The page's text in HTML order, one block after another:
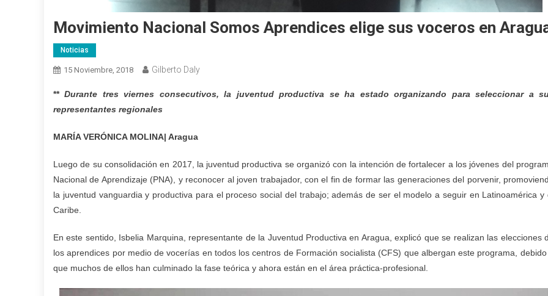
Movimiento Nacional Somos Aprendices elige sus voceros en
Noticias
15 Noviembre, 2018 Gilberto Daly
**Durante tres viernes consecutivos, la juventud productiva se ha estado organizando para seleccionar a
representantes regionales
MARÍA VERÓNICA MOLINA| Aragua
Luego de su consolidación en 2017, la juventud productiva se organizó con la intención de fortalecer a los jóvenes del
Nacional de Aprendizaje (PNA), y reconocer al joven trabajador, con el fin de formar las generaciones del porvenir,
la juventud vanguardia y productiva para el proceso social del trabajo; además de ser el modelo a seguir en Latinoamérica y
Caribe.
En este sentido, Isbelia Marquina, representante de la Juventud Productiva en Aragua, explicó que se realizan las elecciones
los aprendices por medio de vocerías en todos los centros de Formación socialista (CFS) que albergan este programa, debido
que muchos de ellos han culminado la fase teórica y ahora están en el área práctica-profesional.